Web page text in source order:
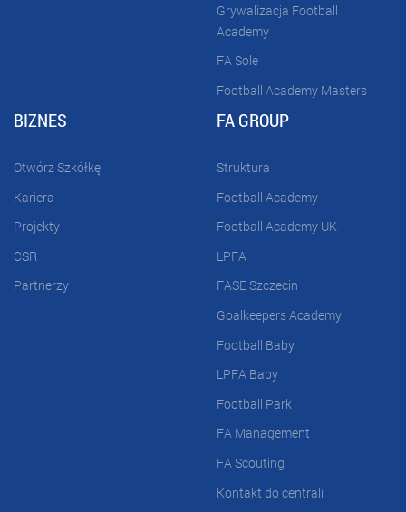
Grywalizacja Football
Academy
FA Sole
Football Academy Masters
BIZNES
Otwórz Szkółkę
Kariera
Projekty
CSR
Partnerzy
FA GROUP
Struktura
Football Academy
Football Academy UK
LPFA
FASE Szczecin
Goalkeepers Academy
Football Baby
LPFA Baby
Football Park
FA Management
FA Scouting
Kontakt do centrali